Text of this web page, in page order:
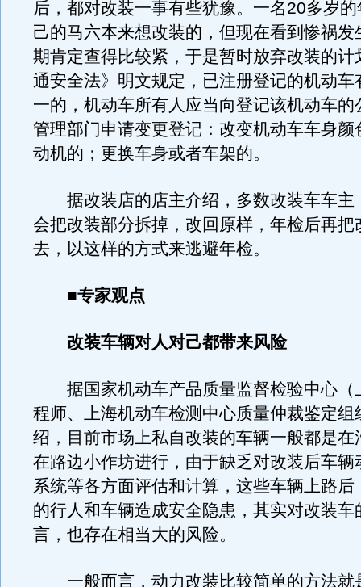
后，都对改装一事有些犹豫。一名20多岁
己的马六本来想改装的，但现在看到惨祸发
期肯定查得比较紧，于是暂时放弃改装的计
通安全法》明文规定，已注册登记的机动车
一的，机动车所有人应当向登记该机动车的
管理部门申请变更登记：改变机动车车身颜
动机的；更换车身或者车架的。
据改装店的店主介绍，多数改装车车主
会把改装部分拆掉，改回原样，年检后再把
去，以这样的方式来逃避年检。
■专家观点
改装车辆对人对己都带来风险
据国家机动车产品质量监督检验中心（
程师、上海机动车检测中心质量仲裁鉴定组
绍，目前市场上私自改装的车辆一般都是在
在路边小作坊进行，由于缺乏对改装后车辆
系统等各方面评估和计算，这些车辆上路后
的行人和车辆造成安全隐患，其实对改装车
言，也存在相当大的风险。
一般而言，动力改装比较简单的方法就